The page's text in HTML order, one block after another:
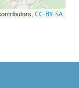
CC-BY-SA